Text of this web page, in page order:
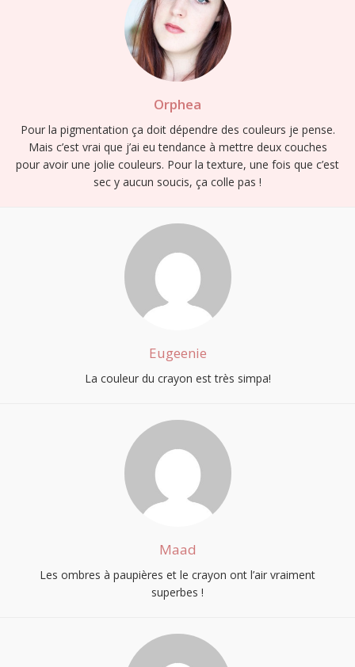
Orphea
Pour la pigmentation ça doit dépendre des couleurs je pense.
Mais c’est vrai que j’ai eu tendance à mettre deux couches
pour avoir une jolie couleurs. Pour la texture, une fois que c’est
sec y aucun soucis, ça colle pas !
Eugeenie
La couleur du crayon est très simpa!
Maad
Les ombres à paupières et le crayon ont l’air vraiment
superbes !